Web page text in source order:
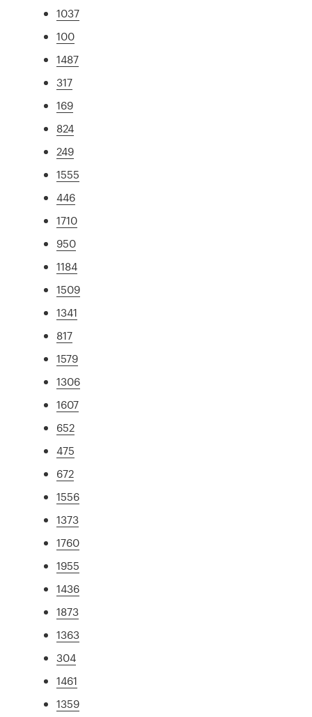
1037
100
1487
317
169
824
249
1555
446
1710
950
1184
1509
1341
817
1579
1306
1607
652
475
672
1556
1373
1760
1955
1436
1873
1363
304
1461
1359